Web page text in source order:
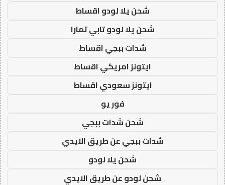
شحن يلا لودو اقساط
شحن يلا لودو تابي تمارا
شدات ببجي اقساط
ايتونز امريكي اقساط
ايتونز سعودي اقساط
فور يو
شحن شدات ببجي
شدات ببجي عن طريق الايدي
شحن يلا لودو
شحن لودو عن طريق الايدي